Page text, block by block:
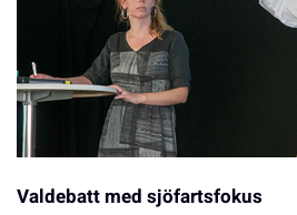
Valdebatt med sjöfartsfokus